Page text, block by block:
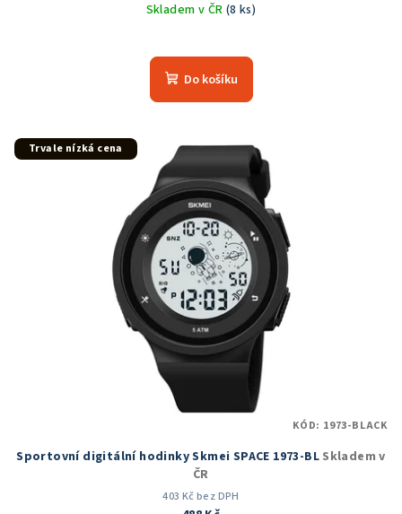
Skladem v ČR (8 ks)
hodnocení
produktu
5
hvězdiček.
Do košíku
Trvale nízká cena
Sportovní digitální hodinky Skmei SPACE 1973-BL Skladem v
ČR
403 Kč bez DPH
KÓD: 1973-BLACK